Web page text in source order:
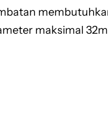
maksimal